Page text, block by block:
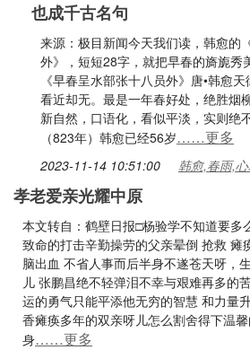
也成千古名句
来源：极目新闻今天我们读，韩愈的
外》，短短28字，就把早春的旖旎秀
《早春呈水部张十八员外》唐•韩愈
看近却无。最是一年春好处，绝胜烟
新自然，口语化，看似平淡，实则绝
（823年）韩愈已经56岁……更多
2023-11-14 10:51:00 韩愈,春雨,
孝老爱亲光耀中原
本文转自：鹤壁日报□杨验学不知道要多
致命的打击辛勤操劳的父亲晕倒 抢救 瘫
脑出血 不省人事而后半身不遂苍天呀，
儿 张鹏昌绝不轻弹泪不幸与艰难再多的
运的勇气只能平添他无穷的智慧 和力量
香瘫痪多年的双亲呀儿怎么割舍得下温
身……更多